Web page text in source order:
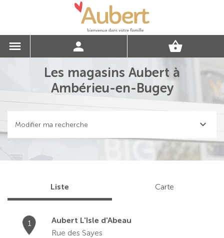
Les magasins Aubert à
Ambérieu-en-Bugey
Modifier ma recherche
Liste Carte
1
Aubert L'Isle d'Abeau
Rue des Sayes